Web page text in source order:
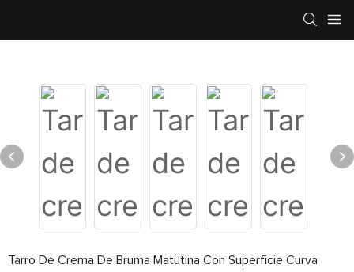
Tarro De Crema De Bruma Matutina Con Superficie Curva